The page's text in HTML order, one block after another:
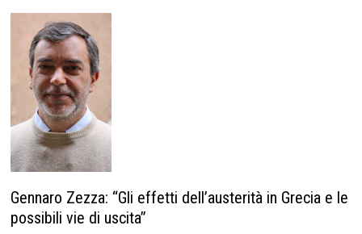
Gennaro Zezza: “Gli effetti dell’austerità in Grecia e le
possibili vie di uscita”